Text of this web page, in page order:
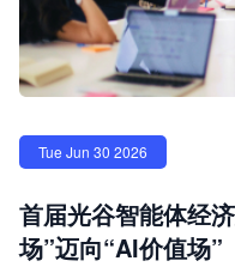
Tue Jun 30 2026
首届光谷智能体经
场”迈向“AI价值场”